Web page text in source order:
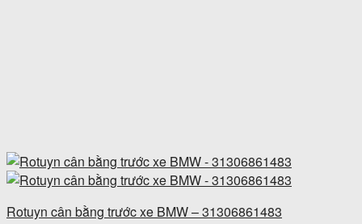
Rotuyn cân bằng trước xe BMW – 31306861483